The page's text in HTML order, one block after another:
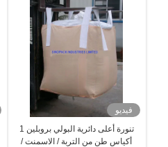
فيديو
تنورة أعلى دائرية البولي بروبلين 1
أكياس طن من التربة / الاسمنت /